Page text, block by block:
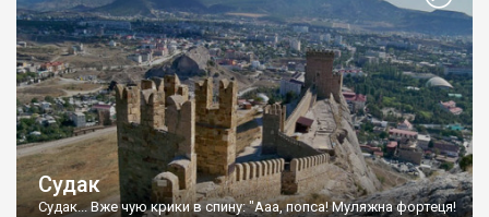
Судак
Судак... Вже чую крики в спину: "Ааа, попса! Муляжна фортеця!